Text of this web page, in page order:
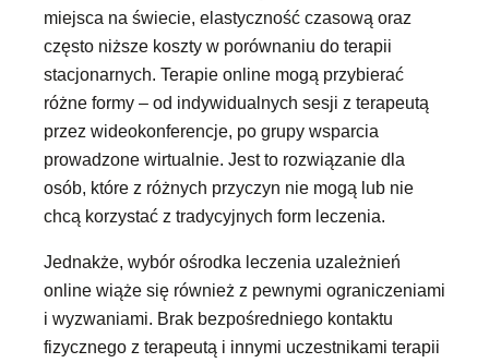
miejsca na świecie, elastyczność czasową oraz
często niższe koszty w porównaniu do terapii
stacjonarnych. Terapie online mogą przybierać
różne formy – od indywidualnych sesji z terapeutą
przez wideokonferencje, po grupy wsparcia
prowadzone wirtualnie. Jest to rozwiązanie dla
osób, które z różnych przyczyn nie mogą lub nie
chcą korzystać z tradycyjnych form leczenia.
Jednakże, wybór ośrodka leczenia uzależnień
online wiąże się również z pewnymi ograniczeniami
i wyzwaniami. Brak bezpośredniego kontaktu
fizycznego z terapeutą i innymi uczestnikami terapii